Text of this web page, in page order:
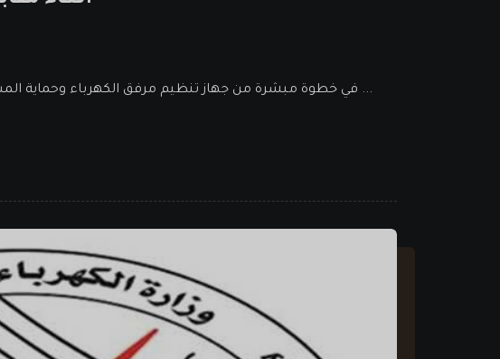
في خطوة مبشرة من جهاز تنظيم مرفق الكهرباء وحماية المستهلك تم اصدار المنشور رقم 6 لعام 2022 والذي يحمل عدة ...